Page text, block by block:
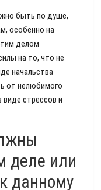
быть по душе,
особенно на
делом
на то, что не
начальства
от нелюбимого
виде стрессов и
деле или
данному